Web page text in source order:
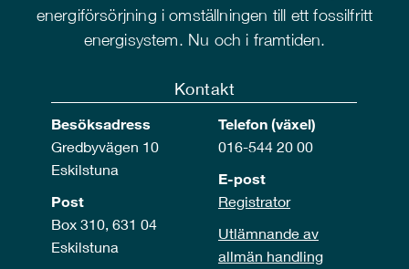
energiförsörjning i omställningen till ett fossilfritt
energisystem. Nu och i framtiden.
Kontakt
Besöksadress
Gredbyvägen 10
Eskilstuna
Post
Box 310, 631 04
Eskilstuna
Telefon (växel)
016-544 20 00
E-post
Registrator
Utlämnande av
allmän handling